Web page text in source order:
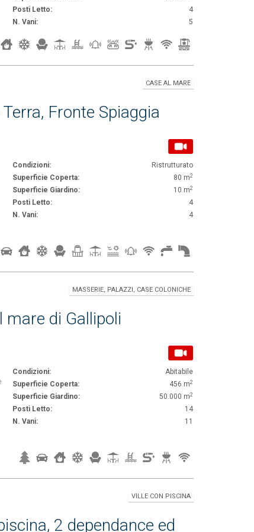
Posti Letto:
4
N. Vani:
5
CASE AL MARE
Fronte Spiaggia
Condizioni:
Ristrutturato
Superficie Coperta:
80 m2
Superficie Giardino: 10 m2
Posti Letto:
4
N. Vani:
4
MASSERIE, PALAZZI, CASE COLONICHE
di Gallipoli
Condizioni:
Abitabile
Superficie Coperta:
456 m2
Superficie Giardino: 50.000 m2
Posti Letto:
14
N. Vani:
11
VILLE CON PISCINA
2 dependance ed